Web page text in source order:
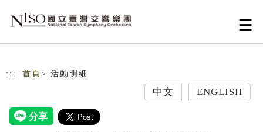
::: 首頁 > 活動明細
中文 ENGLISH